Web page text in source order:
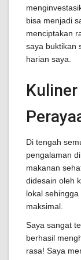
bisa menjadi
menciptakan
saya buktikan
harian saya.
Di tengah
pengalaman
makanan
didesain oleh
lokal
maksimal.
Saya sangat
berhasil
rasa! Saya